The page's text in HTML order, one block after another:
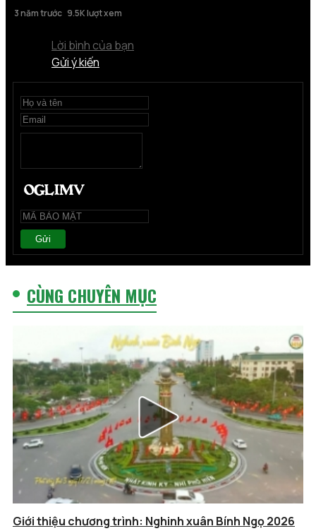
3 năm trước 9.5K lượt xem
Lời bình của bạn
Gửi ý kiến
Gửi
CÙNG CHUYÊN MỤC
Giới thiệu chương trình: Nghinh xuân Bính Ngọ 2026